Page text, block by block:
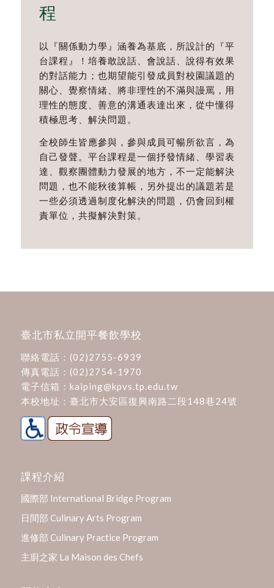
程
以『關係動力學』涵養為基底，所設計的『平
台課程』！培養敢說話、會說話、說得有效果
的對話能力；也期望能引發成員對校園議題的
關心、覺察情緒、將非理性的不滿與謾罵，用
理性的態度、善意的溝通表達出來，從中懂得
積極思考、解決問題。
全校師生皆應參與，參與成員可暢所欲言，為
自己發聲。平台課程是一個抒發情緒、學習表
達、觀察團體動力發展的地方，不一定能解決
問題，也不能秋後算帳，另外提出的議題若是
一些必須透過制度化解決的問題，仍會回到權
責單位，共擬解決對策。
臺北市私立開平餐飲學校
聯絡電話： (02)2755-6939
傳真電話：(02)2754-1970
電子信箱： kaiping@kpvs.tp.edu.tw
本校地址： 臺北市大安區復興南路二段148巷24號
課程介紹
國際部 International Bridge Program
日間部 Culinary Arts Program
進修部 Culinary Practice Program
主廚之家 La Maison des Chefs